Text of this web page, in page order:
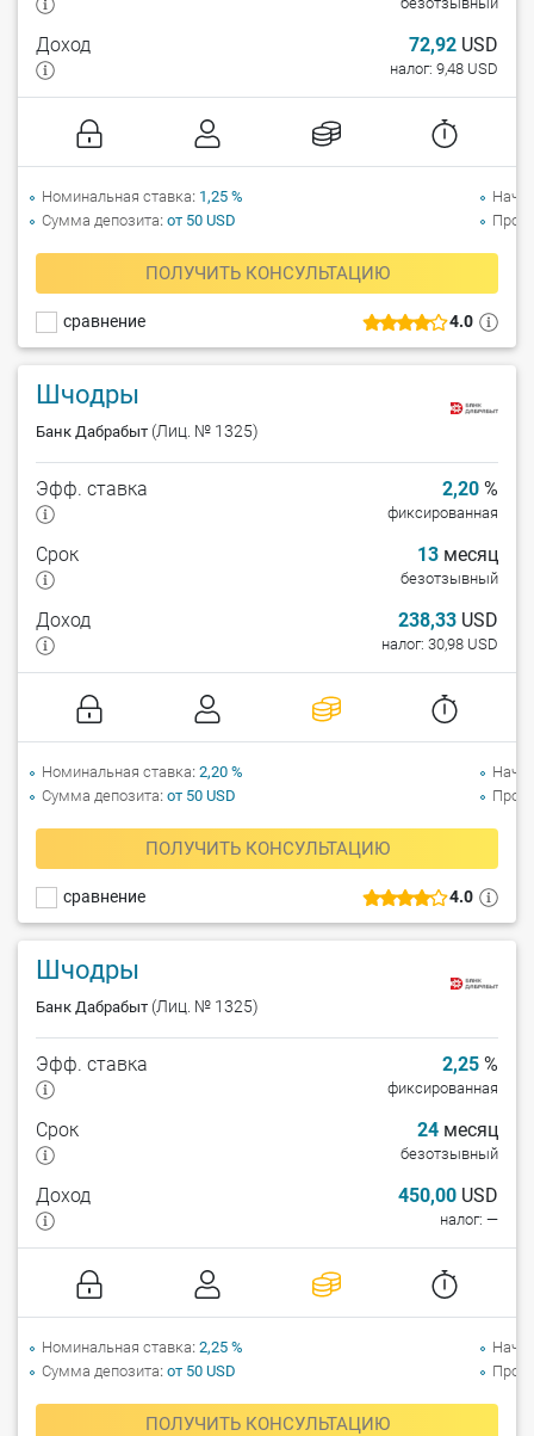
4.0
сравнение
Доход 72,92 USD
налог: 9,48 USD
ПОЛУЧИТЬ КОНСУЛЬТАЦИЮ
Номинальная ставка 1,25 %
Сумма депозита от 50 USD
Шчодры
Банк Дабрабыт (Лиц. № 1325)
4.0
сравнение
Эфф. ставка 2,20 %
фиксированная
Срок 13 месяц
безотзывный
Доход 238,33 USD
налог: 30,98 USD
ПОЛУЧИТЬ КОНСУЛЬТАЦИЮ
Номинальная ставка 2,20 %
Сумма депозита от 50 USD
Шчодры
Банк Дабрабыт (Лиц. № 1325)
Эфф. ставка 2,25 %
фиксированная
Срок 24 месяц
безотзывный
Доход 450,00 USD
налог: —
ПОЛУЧИТЬ КОНСУЛЬТАЦИЮ
Номинальная ставка 2,25 %
Сумма депозита от 50 USD